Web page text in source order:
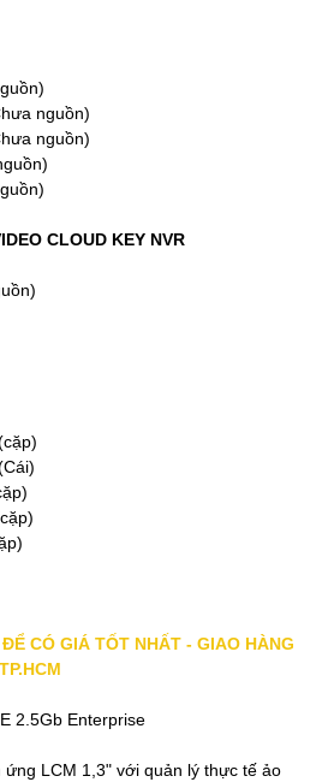
nguồn)
nguồn)
CLOUD KEY NVR
CÓ GIÁ TỐT NHẤT - GIAO HÀNG
2.5Gb Enterprise
LCM 1,3" với quản lý thực tế ảo